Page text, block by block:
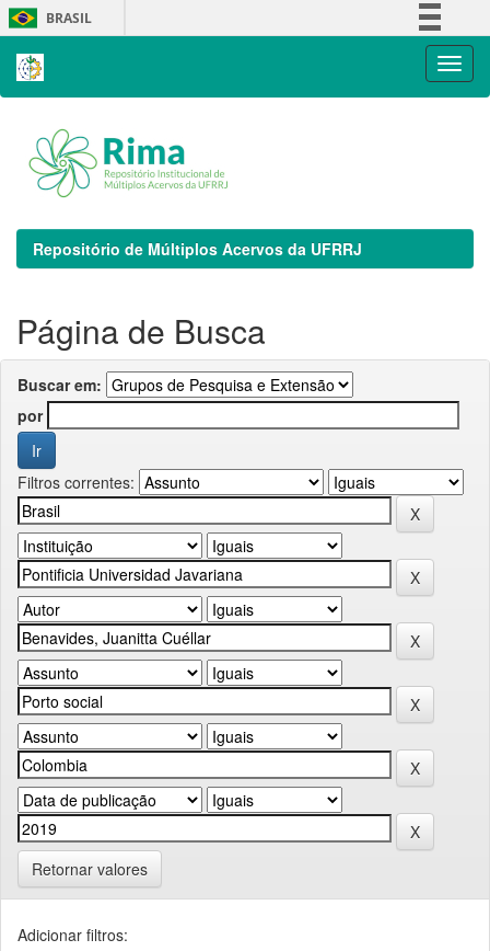
Skip
navigation
BRASIL
Repositório de Múltiplos Acervos da UFRRJ
Página de Busca
Buscar em:
por
Filtros correntes:
Retornar valores
Adicionar filtros: